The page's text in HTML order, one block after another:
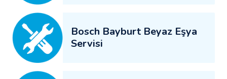
Bosch Bayburt Beyaz Eşya
Servisi